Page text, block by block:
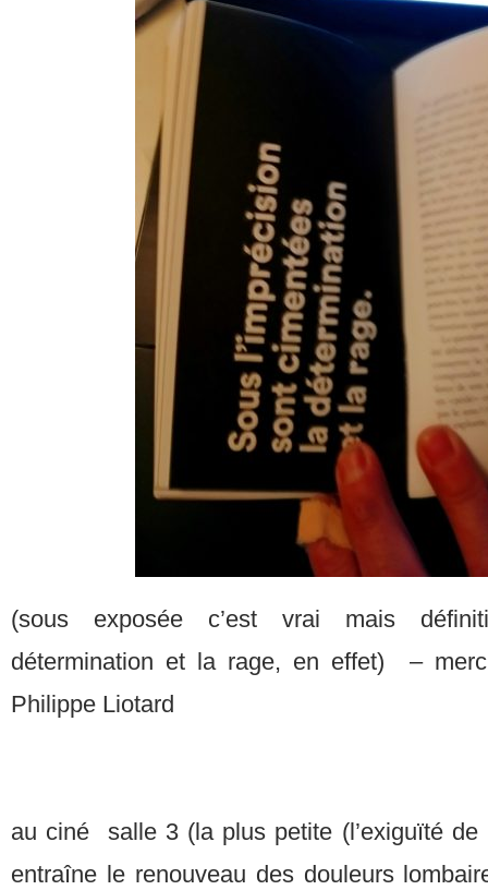
(sous exposée c’est vrai mais
détermination et la rage, en effet) –
Philippe Liotard
au ciné salle 3 (la plus petite (l’exiguïté
entraîne le renouveau des douleurs